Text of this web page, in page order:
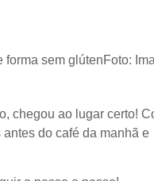
forma sem glútenFoto:
chegou ao lugar certo!
do café da manhã e